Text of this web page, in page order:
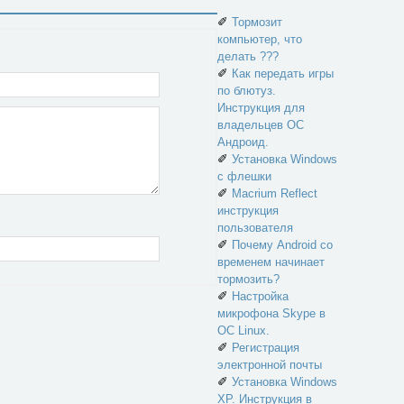
✐ Тормозит
компьютер, что
делать ???
✐ Как передать игры
по блютуз.
Инструкция для
владельцев ОС
Андроид.
✐ Установка Windows
с флешки
✐ Macrium Reflect
инструкция
пользователя
✐ Почему Android со
временем начинает
тормозить?
✐ Настройка
микрофона Skype в
ОС Linux.
✐ Регистрация
электронной почты
✐ Установка Windows
XP. Инструкция в